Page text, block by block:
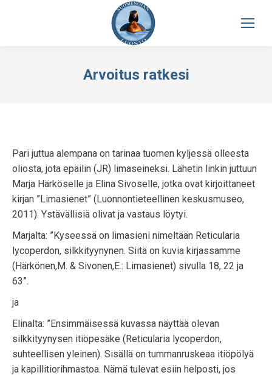
Arvoitus ratkesi
Pari juttua alempana on tarinaa tuomen kyljessä olleesta
oliosta, jota epäilin (JR) limaseineksi. Lähetin linkin juttuun
Marja Härköselle ja Elina Sivoselle, jotka ovat kirjoittaneet
kirjan ”Limasienet” (Luonnontieteellinen keskusmuseo,
2011). Ystävällisiä olivat ja vastaus löytyi.
Marjalta: ”Kyseessä on limasieni nimeltään Reticularia
lycoperdon, silkkityynynen. Siitä on kuvia kirjassamme
(Härkönen,M. & Sivonen,E.: Limasienet) sivulla 18, 22 ja
63”.
ja
Elinalta: ”Ensimmäisessä kuvassa näyttää olevan
silkkityynysen itiöpesäke (Reticularia lycoperdon,
suhteellisen yleinen). Sisällä on tummanruskeaa itiöpölyä
ja kapillitiorihmastoa. Nämä tulevat esiin helposti, jos